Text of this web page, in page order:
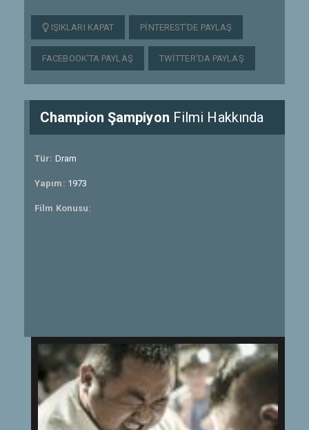
IŞIKLARI KAPAT PINTEREST'DE PAYLAŞ
FACEBOOK'TA PAYLAŞ TWITTER'DA PAYLAŞ
Champion Şampiyon Filmi Hakkında
Tür: Dram
Yapım: 1973
Film Konusu: